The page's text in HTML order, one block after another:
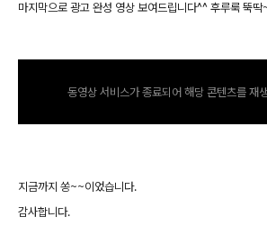
마지막으로 광고 완성 영상 보여드립니다^^ 후루룩 뚝
동영상 서비스가 종료되어 해당 콘텐츠를 재
지금까지 쏭~~이었습니다.
감사합니다.